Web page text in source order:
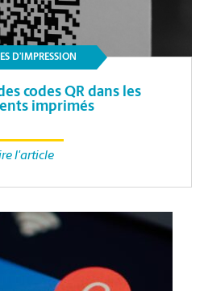
D’IMPRESSION
codes QR dans les
imprimés
l'article